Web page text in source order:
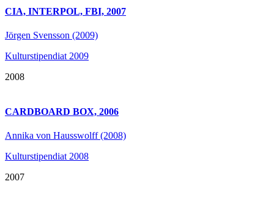
CIA, INTERPOL, FBI, 2007
Jörgen Svensson (2009)
Kulturstipendiat 2009
2008
CARDBOARD BOX, 2006
Annika von Hausswolff (2008)
Kulturstipendiat 2008
2007